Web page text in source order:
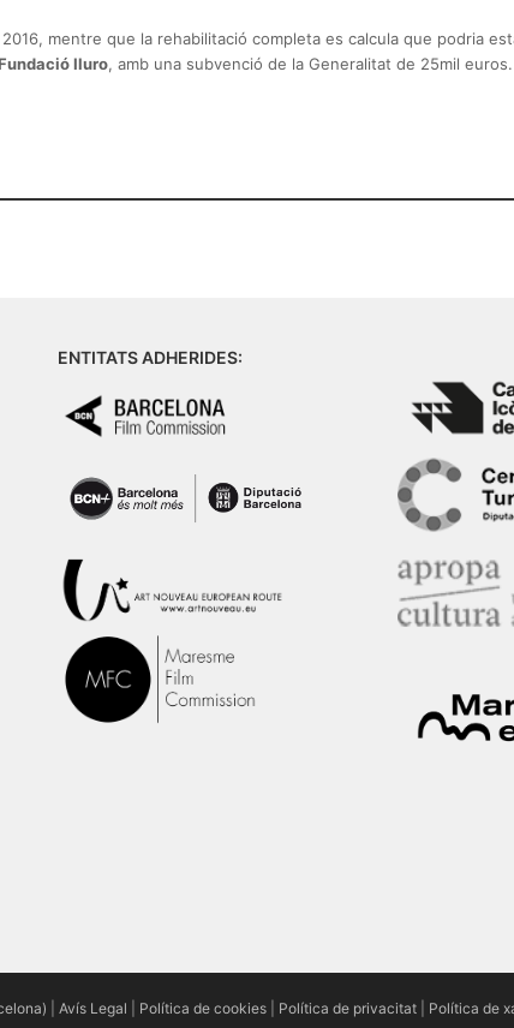
mentre que la rehabilitació completa es calcula que podria
Iluro, amb una subvenció de la Generalitat de 25mil euros.
ENTITATS ADHERIDES:
Avís Legal Política de cookies Política de privacitat Política de